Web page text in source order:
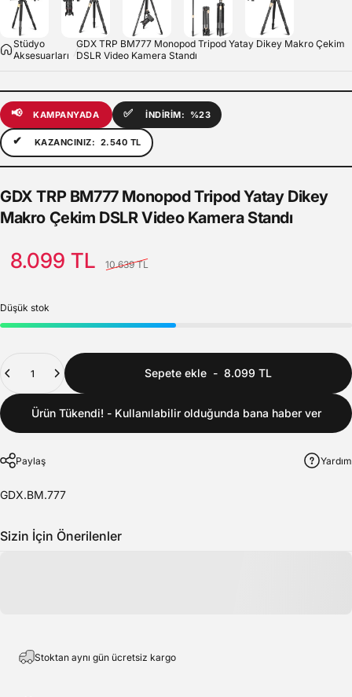
Stüdyo
Aksesuarları
GDX TRP BM777 Monopod Tripod Yatay Dikey Makro Çekim
DSLR Video Kamera Standı
📢 KAMPANYADA ✅ İNDİRİM: %23
✔ KAZANCINIZ: 2.540 TL
GDX TRP BM777 MonopodTripodYatay Dikey
Makro Çekim DSLRVideo KameraStandı
8.099 TL 10.639 TL
Düşük stok
Sepete ekle - 8.099 TL
Ürün Tükendi! - Kullanılabilir olduğunda bana haber ver
Paylaş Yardım
GDX.BM.777
Sizin İçin Önerilenler
Stoktan aynı gün ücretsiz kargo